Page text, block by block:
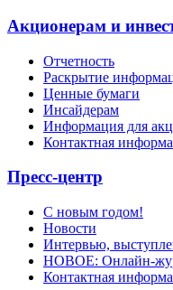
Акционерам и
Отчетность
Раскрытие
Ценные бумаги
Инсайдерам
Информация для
Контактная
Пресс-центр
С новым годом!
Новости
Интервью,
НОВОЕ: Онлайн-
Контактная